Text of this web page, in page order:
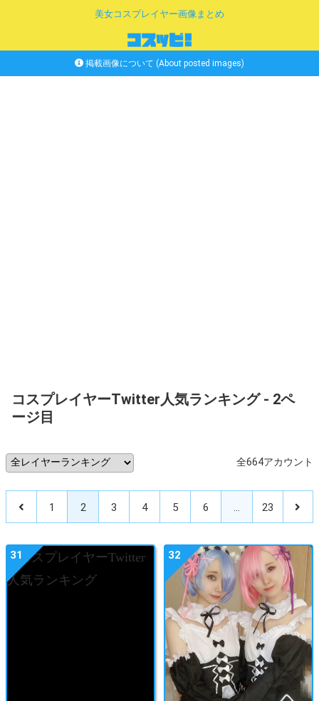
美女コスプレイヤー画像まとめ
掲載画像について (About posted images)
コスプレイヤーTwitter人気ランキング - 2ペ
ージ目
全664アカウント
1 2 3 4 5 6 … 23
31 32